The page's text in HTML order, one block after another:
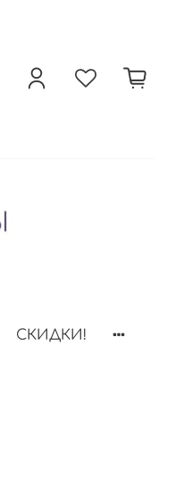
СКИДКИ!